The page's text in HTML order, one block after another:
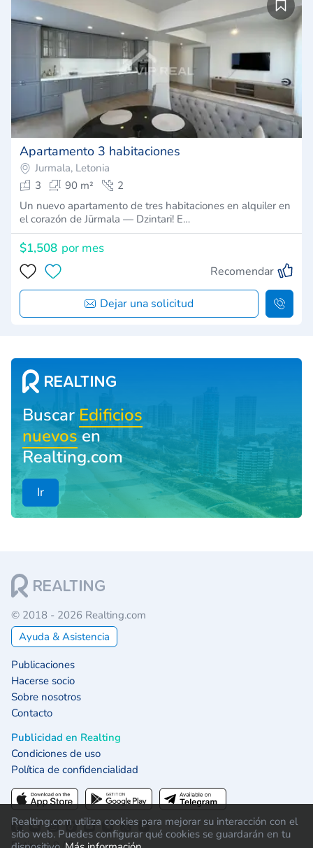
Realting.com utiliza cookies para mejorar su interacción con el
sitio web. Puedes configurar qué cookies se guardarán en tu
Apartamento 3 habitaciones
Jurmala, Letonia
3
90 m²
2
Un nuevo apartamento de tres habitaciones en alquiler en
el corazón de Jūrmala — Dzintari! E…
$1,508 por mes
Recomendar
Dejar una solicitud
Buscar Edificios
nuevosen
Realting.com
Ir
© 2018 - 2026 Realting.com
Ayuda & Asistencia
Publicaciones
Hacerse socio
Sobre nosotros
Contacto
Publicidad en Realting
Condiciones de uso
Política de confidencialidad
Rating 4.9 / 5: